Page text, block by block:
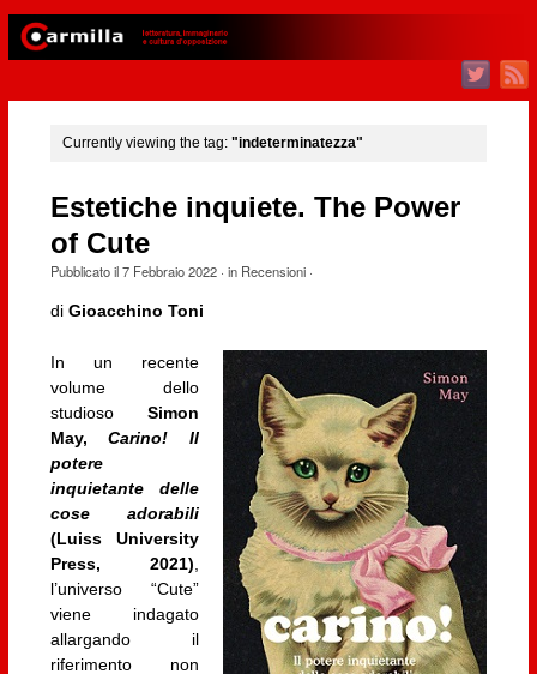
Currently viewing the tag: "indeterminatezza"
Estetiche inquiete. The Power
of Cute
Pubblicato il7 Febbraio 2022· in Recensioni·
di Gioacchino Toni
In un recente
volume dello
studiosoSimon
May,Carino! Il
potere
inquietante delle
cose adorabili
(Luiss University
Press, 2021),
l’universo “Cute”
viene indagato
allargando il
riferimento non